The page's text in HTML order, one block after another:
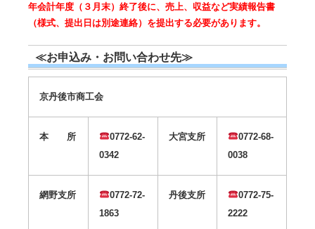
年会計年度（３月末）終了後に、売上、収益など実績報告書
（様式、提出日は別途連絡）を提出する必要があります。
≪お申込み・お問い合わせ先≫
京丹後市商工会
本 所
0772-62-
0342
大宮支所
0772-68-
0038
網野支所
0772-72-
1863
丹後支所
0772-75-
2222